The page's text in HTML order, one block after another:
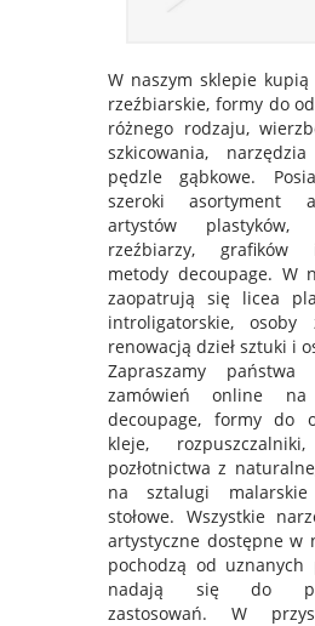
W naszym sklepie kupią
rzeźbiarskie, formy do
różnego rodzaju,
szkicowania,
pędzle gąbkowe.
szeroki asortyment
artystów plastyków,
rzeźbiarzy, grafików
metody decoupage. W
zaopatrują się licea
introligatorskie, osoby
renowacją dzieł sztuki i
Zapraszamy państwa
zamówień online
decoupage, formy do
kleje,
pozłotnictwa z
na sztalugi
stołowe. Wszystkie
artystyczne dostępne w
pochodzą od uznanych
nadają się do
zastosowań. W